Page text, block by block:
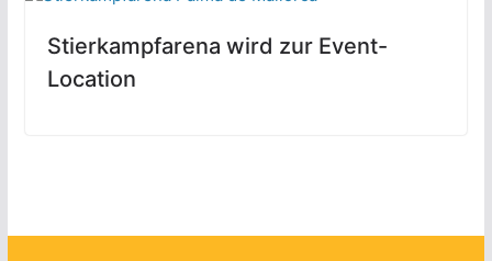
Stierkampfarena wird zur Event-
Location